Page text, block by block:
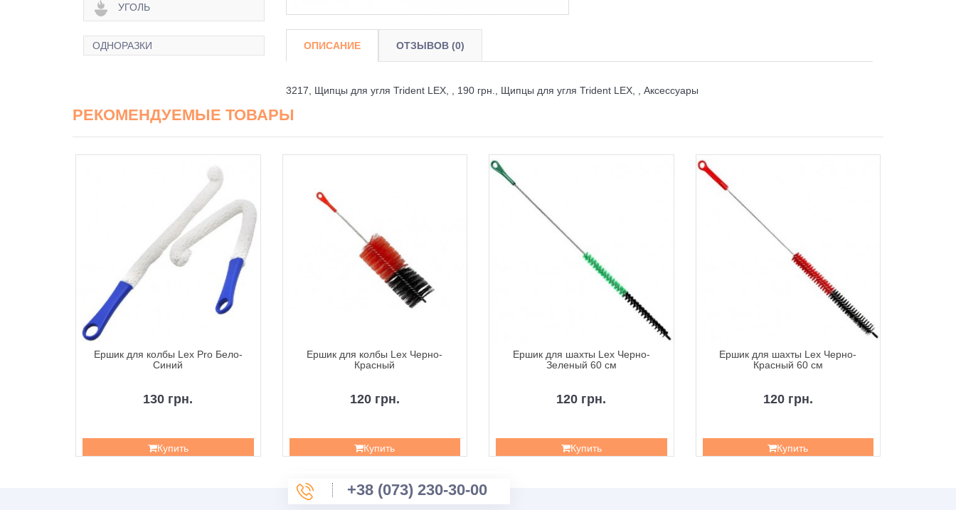
УГОЛЬ
ОДНОРАЗКИ ОПИСАНИЕ ОТЗЫВОВ (0)
3217, Щипцы для угля Trident LEX, , 190 грн., Щипцы для угля Trident LEX, , Аксессуары
РЕКОМЕНДУЕМЫЕ ТОВАРЫ
Ершик для колбы Lex Pro Бело-
Синий
130 грн.
Купить
Ершик для колбы Lex Черно-
Красный
120 грн.
Купить
Ершик для шахты Lex Черно-
Зеленый 60 см
120 грн.
Купить
Ершик для шахты Lex Черно-
Красный 60 см
120 грн.
Купить
+38 (073) 230-30-00